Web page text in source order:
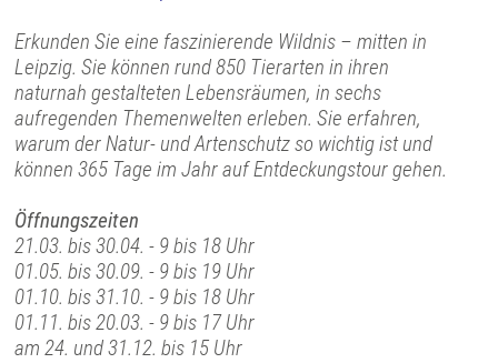
Erkunden Sie eine faszinierende Wildnis – mitten in
Leipzig. Sie können rund 850 Tierarten in ihren
naturnah gestalteten Lebensräumen, in sechs
aufregenden Themenwelten erleben. Sie erfahren,
warum der Natur- und Artenschutz so wichtig ist und
können 365 Tage im Jahr auf Entdeckungstour gehen.
Öffnungszeiten
21.03. bis 30.04. - 9 bis 18 Uhr
01.05. bis 30.09. - 9 bis 19 Uhr
01.10. bis 31.10. - 9 bis 18 Uhr
01.11. bis 20.03. - 9 bis 17 Uhr
am 24. und 31.12. bis 15 Uhr